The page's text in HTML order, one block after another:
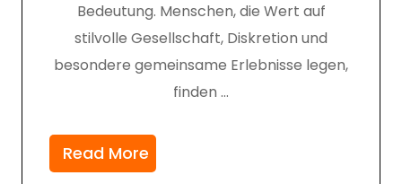
Bedeutung. Menschen, die Wert auf
stilvolle Gesellschaft, Diskretion und
besondere gemeinsame Erlebnisse legen,
finden …
Read More